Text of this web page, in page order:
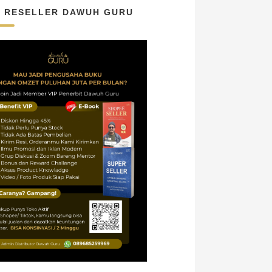
RESELLER DAWUH GURU